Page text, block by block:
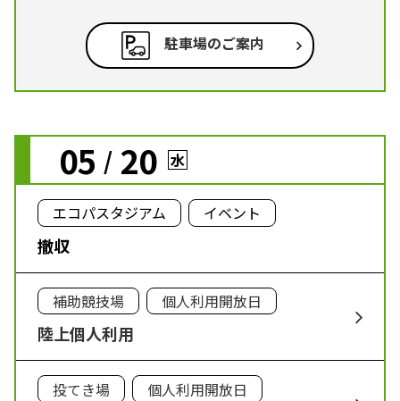
駐車場のご案内
05 / 20 水
エコパスタジアム イベント
撤収
補助競技場 個人利用開放日
陸上個人利用
投てき場 個人利用開放日